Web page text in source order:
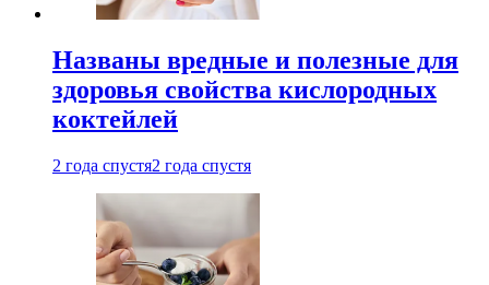
Названы вредные и полезные для
здоровья свойства кислородных
коктейлей
2 года спустя2 года спустя